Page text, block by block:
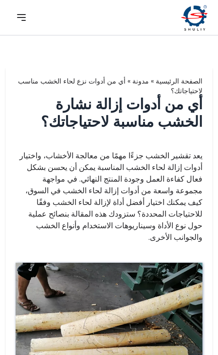
الصفحة الرئيسية » مدونة » أي من أدوات نزع لحاء الخشب مناسب
لاحتياجاتك؟
أي من أدوات إزالة نشارة
الخشب مناسبة لاحتياجاتك؟
يعد تقشير الخشب جزءًا مهمًا من معالجة الأخشاب، واختيار
أدوات إزالة لحاء الخشب المناسبة يمكن أن يحسن بشكل
فعال كفاءة العمل وجودة المنتج النهائي. في مواجهة
مجموعة واسعة من أدوات إزالة لحاء الخشب في السوق،
كيف يمكنك اختيار أفضل أداة لإزالة لحاء الخشب وفقًا
للاحتياجات المحددة؟ ستزودك هذه المقالة بنصائح عملية
حول نوع الأداة وسيناريوهات الاستخدام وأنواع الخشب
والجوانب الأخرى.